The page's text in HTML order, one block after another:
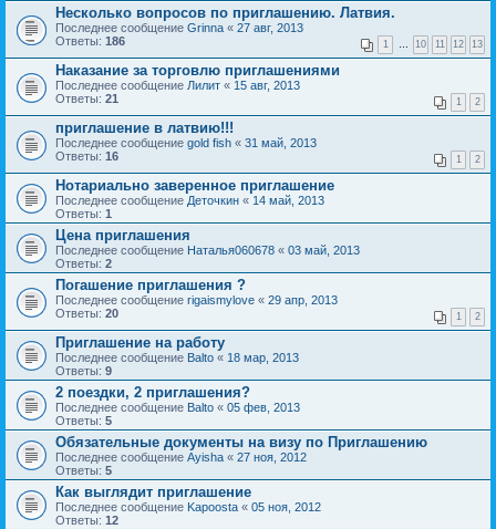
Несколько вопросов по приглашению. Латвия.
Последнее сообщение Grinna « 27 авг, 2013
Ответы: 186 1 … 10 11 12 13
Наказание за торговлю приглашениями
Последнее сообщение Лилит « 15 авг, 2013
Ответы: 21 1 2
приглашение в латвию!!!
Последнее сообщение gold fish « 31 май, 2013
Ответы: 16 1 2
Нотариально заверенное приглашение
Последнее сообщение Деточкин « 14 май, 2013
Ответы: 1
Цена приглашения
Последнее сообщение Наталья060678 « 03 май, 2013
Ответы: 2
Погашение приглашения ?
Последнее сообщение rigaismylove « 29 апр, 2013
Ответы: 20 1 2
Приглашение на работу
Последнее сообщение Balto « 18 мар, 2013
Ответы: 9
2 поездки, 2 приглашения?
Последнее сообщение Balto « 05 фев, 2013
Ответы: 5
Обязательные документы на визу по Приглашению
Последнее сообщение Ayisha « 27 ноя, 2012
Ответы: 5
Как выглядит приглашение
Последнее сообщение Kapoosta « 05 ноя, 2012
Ответы: 12